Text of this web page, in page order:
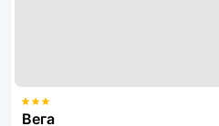
Вега